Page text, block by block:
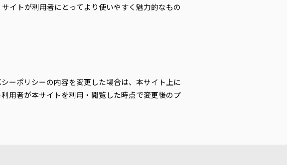
イトが利用者にとってより使いやすく魅力的なもの
ーポリシーの内容を変更した場合は、本サイト上に
用者が本サイトを利用・閲覧した時点で変更後のプ